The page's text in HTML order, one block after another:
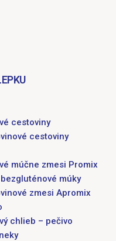
cestoviny
cestoviny
múčne zmesi Promix
múky
zmesi Apromix
chlieb – pečivo